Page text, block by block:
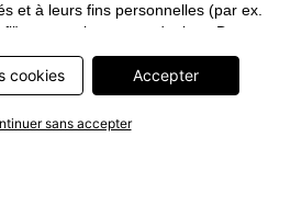
et à leurs fins personnelles (par ex.
ou pour le compte de tiers. Dans ce
collecte des données de suivi ou la
pseudonymisées mais également
de ces données par ce prestataire
Les données de suivi seront alors
cookies Accepter
sans accepter